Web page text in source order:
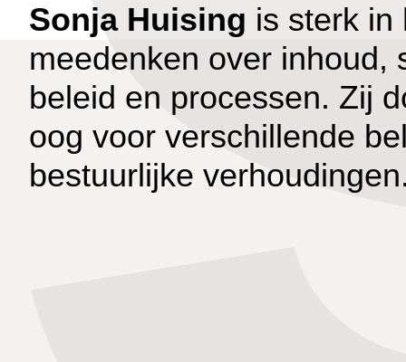
Sonja Huising is sterk in
meedenken over inhoud,
beleid en processen. Zij
oog voor verschillende
bestuurlijke